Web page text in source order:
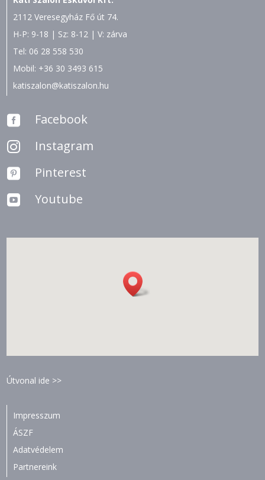
2112 Veresegyház Fő út 74.
H-P: 9-18 | Sz: 8-12 | V: zárva
Tel: 06 28 558 530
Mobil: +36 30 3493 615
katiszalon@katiszalon.hu
 Facebook
 Instagram
 Pinterest
 Youtube
Útvonal ide >>
Impresszum
ÁSZF
Adatvédelem
Partnereink